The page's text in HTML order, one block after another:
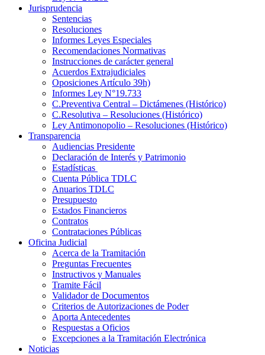
Jurisprudencia
Sentencias
Resoluciones
Informes Leyes Especiales
Recomendaciones Normativas
Instrucciones de carácter general
Acuerdos Extrajudiciales
Oposiciones Artículo 39h)
Informes Ley N°19.733
C.Preventiva Central – Dictámenes (Histórico)
C.Resolutiva – Resoluciones (Histórico)
Ley Antimonopolio – Resoluciones (Histórico)
Transparencia
Audiencias Presidente
Declaración de Interés y Patrimonio
Estadísticas
Cuenta Pública TDLC
Anuarios TDLC
Presupuesto
Estados Financieros
Contratos
Contrataciones Públicas
Oficina Judicial
Acerca de la Tramitación
Preguntas Frecuentes
Instructivos y Manuales
Tramite Fácil
Validador de Documentos
Criterios de Autorizaciones de Poder
Aporta Antecedentes
Respuestas a Oficios
Excepciones a la Tramitación Electrónica
Noticias